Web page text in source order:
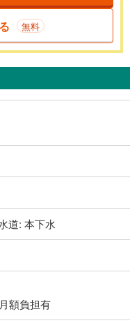
無料
道: 本下水
額負担有